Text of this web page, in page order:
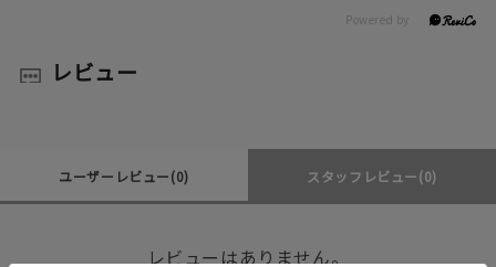
レビュー
ユーザーレビュー(0) スタッフレビュー(0)
レビューはありません。